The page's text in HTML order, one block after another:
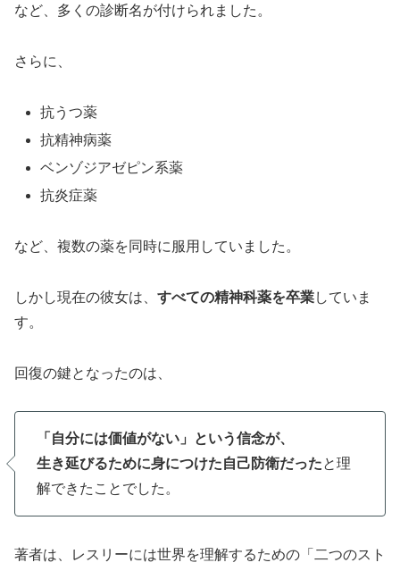
など、多くの診断名が付けられました。
さらに、
抗うつ薬
抗精神病薬
ベンゾジアゼピン系薬
抗炎症薬
など、複数の薬を同時に服用していました。
しかし現在の彼女は、 すべての精神科薬を卒業していま
す。
回復の鍵となったのは、
「自分には価値がない」という信念が、
生き延びるために身につけた自己防衛だったと理
解できたことでした。
著者は、レスリーには世界を理解するための「二つのスト